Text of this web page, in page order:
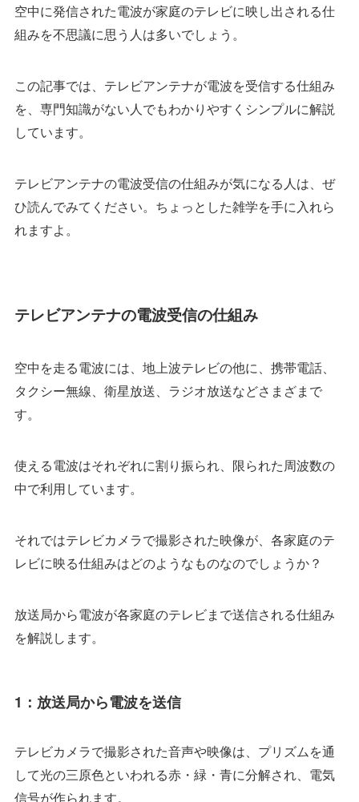
空中に発信された電波が家庭のテレビに映し出される仕
組みを不思議に思う人は多いでしょう。
この記事では、テレビアンテナが電波を受信する仕組み
を、専門知識がない人でもわかりやすくシンプルに解説
しています。
テレビアンテナの電波受信の仕組みが気になる人は、ぜ
ひ読んでみてください。ちょっとした雑学を手に入れら
れますよ。
テレビアンテナの電波受信の仕組み
空中を走る電波には、地上波テレビの他に、携帯電話、
タクシー無線、衛星放送、ラジオ放送などさまざまで
す。
使える電波はそれぞれに割り振られ、限られた周波数の
中で利用しています。
それではテレビカメラで撮影された映像が、各家庭のテ
レビに映る仕組みはどのようなものなのでしょうか？
放送局から電波が各家庭のテレビまで送信される仕組み
を解説します。
1：放送局から電波を送信
テレビカメラで撮影された音声や映像は、プリズムを通
して光の三原色といわれる赤・緑・青に分解され、電気
信号が作られます。